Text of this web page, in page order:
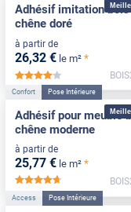
Adhésif imitation bois
chêne doré
à partir de
26,32 € le m² *
*****
Confort Pose Intérieure
Adhésif pour meuble
chêne moderne
à partir de
25,77 € le m² *
*****
Access Pose Intérieure